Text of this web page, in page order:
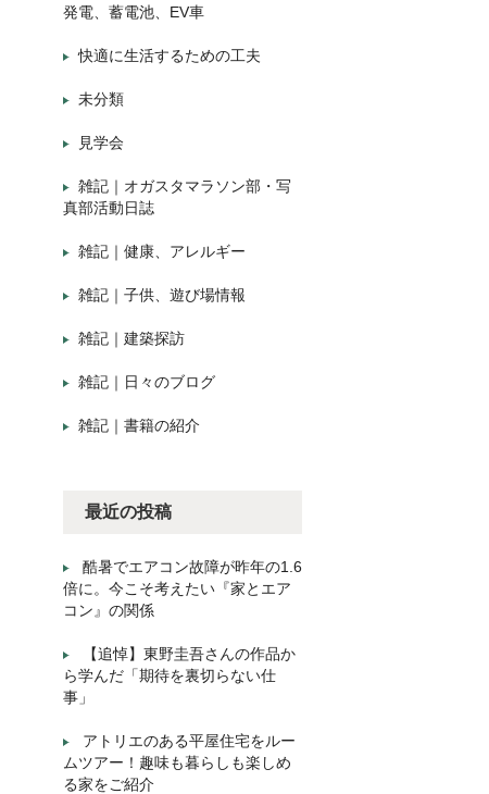
発電、蓄電池、EV車
快適に生活するための工夫
未分類
見学会
雑記｜オガスタマラソン部・写
真部活動日誌
雑記｜健康、アレルギー
雑記｜子供、遊び場情報
雑記｜建築探訪
雑記｜日々のブログ
雑記｜書籍の紹介
最近の投稿
酷暑でエアコン故障が昨年の1.6
倍に。今こそ考えたい『家とエア
コン』の関係
【追悼】東野圭吾さんの作品か
ら学んだ「期待を裏切らない仕
事」
アトリエのある平屋住宅をルー
ムツアー！趣味も暮らしも楽しめ
る家をご紹介